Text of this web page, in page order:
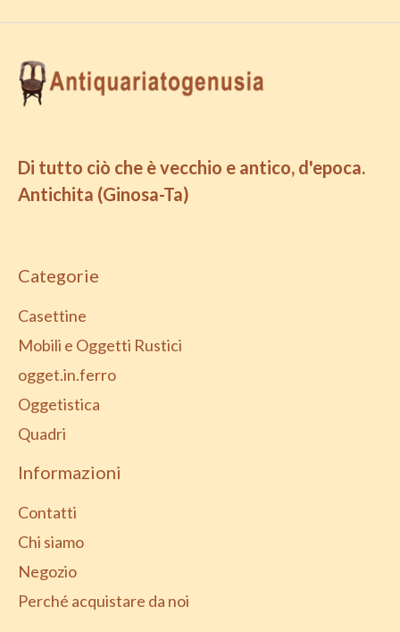
Di tutto ciò che è vecchio e antico, d'epoca.
Antichita (Ginosa-Ta)
Categorie
Casettine
Mobili e Oggetti Rustici
ogget.in.ferro
Oggetistica
Quadri
Informazioni
Contatti
Chi siamo
Negozio
Perché acquistare da noi